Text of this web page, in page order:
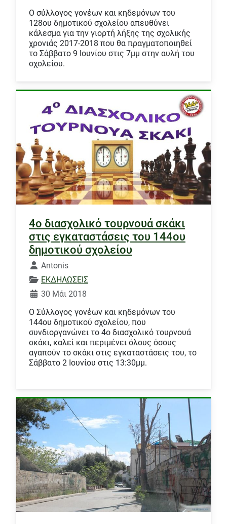
Ο σύλλογος γονέων και κηδεμόνων του
128ου δημοτικού σχολείου απευθύνει
κάλεσμα για την γιορτή λήξης της σχολικής
χρονιάς 2017-2018 που θα πραγματοποιηθεί
το Σάββατο 9 Ιουνίου στις 7μμ στην αυλή του
σχολείου.
4ο διασχολικό τουρνουά σκάκι
στις εγκαταστάσεις του 144ου
δημοτικού σχολείου
Λεπτομέρειες
Antonis
ΕΚΔΗΛΩΣΕΙΣ
30 Μάι 2018
Ο Σύλλογος γονέων και κηδεμόνων του
144ου δημοτικού σχολείου, που
συνδιοργανώνει το 4ο διασχολικό τουρνουά
σκάκι, καλεί και περιμένει όλους όσους
αγαπούν το σκάκι στις εγκαταστάσεις του, το
Σάββατο 2 Ιουνίου στις 13:30μμ.